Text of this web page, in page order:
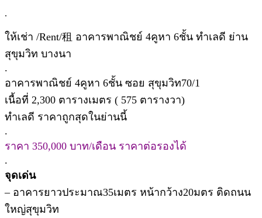
.
ให้เช่า /Rent/租 อาคารพาณิชย์ 4คูหา 6ชั้น ทำเลดี ย่าน
สุขุมวิท บางนา
.
อาคารพาณิชย์ 4คูหา 6ชั้น ซอย สุขุมวิท70/1
เนื้อที่ 2,300 ตารางเมตร ( 575 ตารางวา)
ทำเลดี ราคาถูกสุดในย่านนี้
.
ราคา 350,000 บาท/เดือน ราคาต่อรองได้
.
จุดเด่น
– อาคารยาวประมาณ35เมตร หน้ากว้าง20มตร ติดถนน
ใหญ่สุขุมวิท